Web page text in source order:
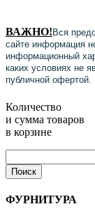
ВАЖНО! Вся
сайте информация
информационный
каких условиях не
публичной офертой.
Количество
и сумма товаров
в корзине
ФУРНИТУРА